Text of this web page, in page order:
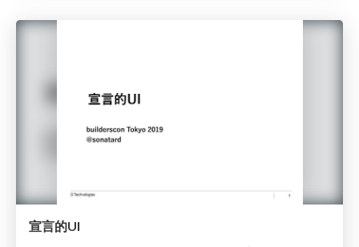
宣言的UI